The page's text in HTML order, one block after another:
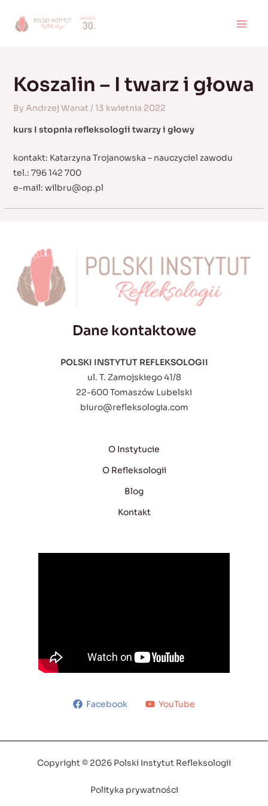
Koszalin – I twarz i głowa
By Andrzej Wanat/13 kwietnia 2022
kurs I stopnia refleksologii twarzy i głowy
kontakt: Katarzyna Trojanowska – nauczyciel zawodu
tel.: 796 142 700
e-mail: wilbru@op.pl
Dane kontaktowe
POLSKI INSTYTUT REFLEKSOLOGII
ul. T. Zamojskiego 41/8
22-600 Tomaszów Lubelski
biuro@refleksologia.com
O Instytucie
O Refleksologii
Blog
Kontakt
Facebook YouTube
Copyright © 2026 Polski Instytut Refleksologii
Polityka prywatności